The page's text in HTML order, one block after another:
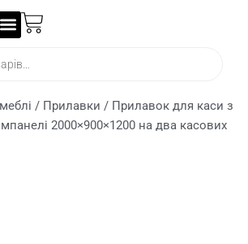
/ Прилавки / Прилавок для каси з
2000×900×1200 на два касових